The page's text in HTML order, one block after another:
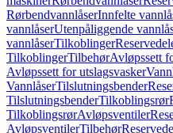
RørbendvannlåserInnfelte
vannlåserUtenpåliggende
vannlåserTilkoblinger
TilkoblingerTilbehørAvløpssett
Avløpssett for utslagsvasker
VannlåserTilslutningsbender
TilslutningsbenderTilkoblingsrør
TilkoblingsrørAvløpsventiler
AvløpsventilerTilbehør